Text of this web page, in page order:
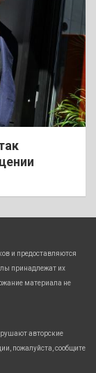
и предоставляются
принадлежат их
материала не
авторские
пожалуйста, сообщите